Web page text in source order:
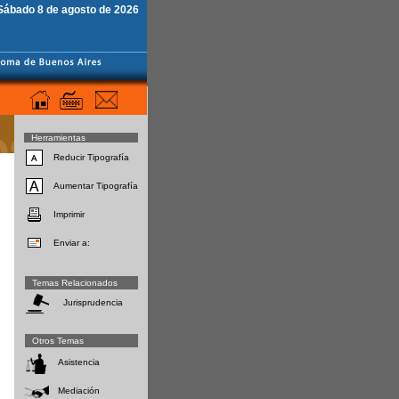
8 de agosto de 2026
Herramientas
Reducir Tipografía
Aumentar Tipografía
Imprimir
Enviar a:
Temas Relacionados
Jurisprudencia
Otros Temas
Asistencia
Mediación